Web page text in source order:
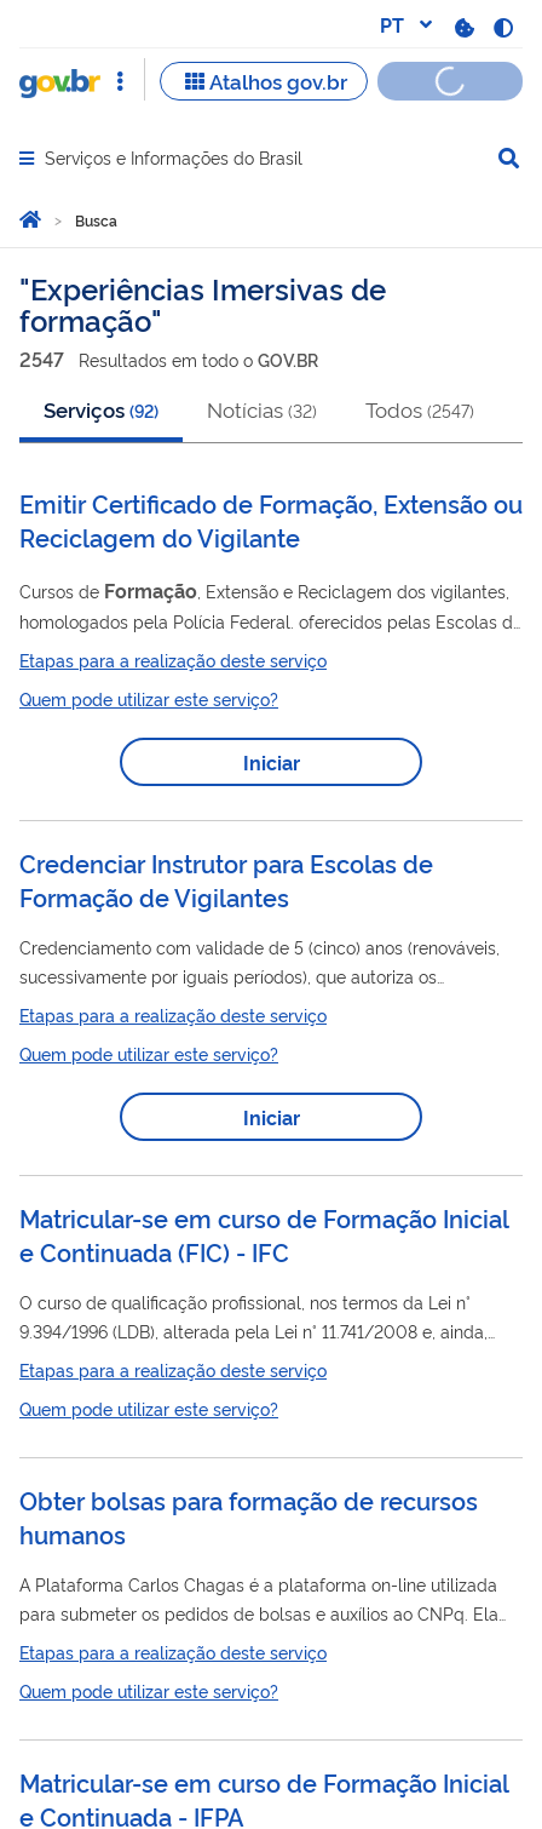
Abrir menu principal de navegação
Serviços e Informações do Brasil
Você está aqui:
Página Inicial
Busca
Busca
Experiências Imersivas de
formação
2547 Resultados em todo o GOV.BR
Serviços (92) Notícias (32) Todos (2547)
Emitir Certificado de Formação, Extensão ou
Reciclagem do Vigilante
Cursos de Formação , Extensão e Reciclagem dos vigilantes,
homologados pela Polícia Federal. oferecidos pelas Escolas de
Formaçãode Vigilantes devidamente autorizadas, com
Etapas para a realização deste serviço
Quem pode utilizar este serviço?
Iniciar
Credenciar Instrutor para Escolas de
Formação de Vigilantes
Credenciamento com validade de 5 (cinco) anos (renováveis,
sucessivamente por iguais períodos), que autoriza os
interessados a ministrar aulas em cursos de
CGCSP/DPA/PF
Etapas para a realização deste serviço
Quem pode utilizar este serviço?
Iniciar
Matricular-se em curso de Formação Inicial
e Continuada (FIC) - IFC
O curso de qualificação profissional, nos termos da Lei n°
9.394/1996 (LDB), alterada pela Lei n° 11.741/2008 e, ainda,
pelo Decreto n° 8.268/2014 trata-se de curso de Educação
Profissional e Tecnológica de livre oferta, destinado à
formaçãode trabalhadores para ingresso ou reingresso no
mundo do trabalho, para qualificação e
de escolaridade do trabalhador. O curso será aberto à
participação da população, ofertado de forma...
Etapas para a realização deste serviço
Quem pode utilizar este serviço?
Obter bolsas para formação de recursos
humanos
A Plataforma Carlos Chagas é a plataforma on-line utilizada
para submeter os pedidos de bolsas e auxílios ao CNPq. Ela
reúne dados sobre bolsas, auxílios, encaminhamento de
projetos e pedidos, andamento dos processos, emissão de
pareceres, assinaturas de termos de concessão, relatórios
oferece um ambiente personalizado para o seu usuário que
poderá acessar todas as...
Etapas para a realização deste serviço
Quem pode utilizar este serviço?
Matricular-se em curso de Formação Inicial
e Continuada - IFPA